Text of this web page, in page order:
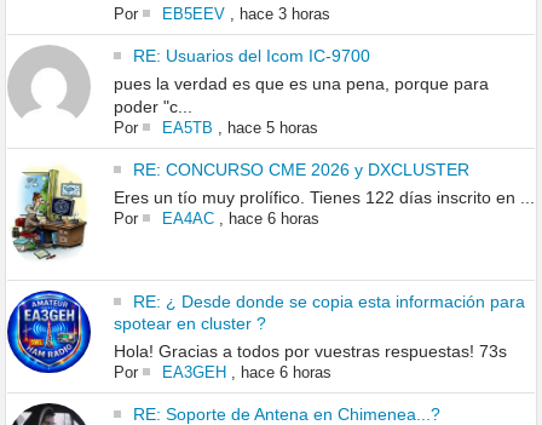
Por EB5EEV, hace 3 horas
RE: Usuarios del Icom IC-9700
pues la verdad es que es una pena, porque para
poder "c...
Por EA5TB hace 5 horas
RE: CONCURSO CME 2026 y DXCLUSTER
Eres un tío muy prolífico. Tienes 122 días inscrito en ...
Por EA4AC, hace 6 horas
RE: ¿ Desde donde se copia esta información para
spotear en cluster ?
Hola! Gracias a todos por vuestras respuestas! 73s
Por EA3GEH, hace 6 horas
RE: Soporte de Antena en Chimenea...?